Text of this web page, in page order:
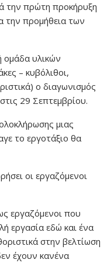
την πρώτη προκήρυξη
την προμήθεια των
ομάδα υλικών
– κυβόλιθοι,
ο διαγωνισμός
29 Σεπτεμβρίου.
μιας
το εργοτάξιο θα
οι εργαζόμενοι
εργαζόμενοι που
εργασία εδώ και ένα
στην βελτίωση
έχουν κανένα